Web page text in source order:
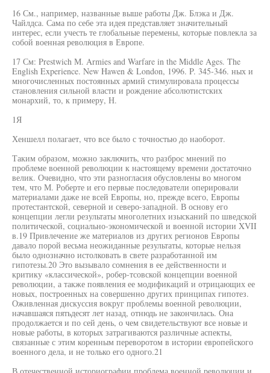
16 См., например, названные выше работы Дж. Блэка и Дж.
Чайлдса. Сама по себе эта идея представляет значительный
интерес, если учесть те глобальные перемены, которые повлекла за
собой военная революция в Европе.
17 См: Prestwich М. Armies and Warfare in the Middle Ages. The
English Experience. New Hawen & London, 1996. P. 345-346. ных и
многочисленных постоянных армий стимулировала процессы
становления сильной власти и рождение абсолютистских
монархий, то, к примеру, Н.
1Я
Хеншелл полагает, что все было с точностью до наоборот.
Таким образом, можно заключить, что разброс мнений по
проблеме военной революции к настоящему времени достаточно
велик. Очевидно, что эти разногласия обусловлены во многом
тем, что М. Роберте и его первые последователи оперировали
материалами даже не всей Европы, но, прежде всего, Европы
протестантской, северной и северо-западной. В основу его
концепции легли результаты многолетних изысканий по шведской
политической, социально-экономической и военной истории XVII
в.19 Привлечение же материалов из других регионов Европы
давало порой весьма неожиданные результаты, которые нельзя
было однозначно истолковать в свете разработанной им
гипотезы.20 Это вызывало сомнения в ее действенности и
критику «классической», робер-тсовской концепции военной
революции, а также появления ее модификаций и отрицающих ее
новых, построенных на совершенно других принципах гипотез.
Оживленная дискуссия вокруг проблемы военной революции,
начавшаяся пятьдесят лет назад, отнюдь не закончилась. Она
продолжается и по сей день, о чем свидетельствуют все новые и
новые работы, в которых затрагиваются различные аспекты,
связанные с этим коренным переворотом в истории европейского
военного дела, и не только его одного.21